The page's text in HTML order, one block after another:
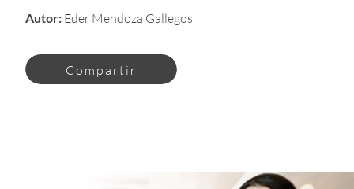
Autor: Eder Mendoza Gallegos
Compartir